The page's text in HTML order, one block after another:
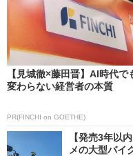
【見城徹×藤田晋】AI時代で
変わらない経営者の本質
PR(FINCHI on GOETHE)
【発売3年以
メの大型バイ